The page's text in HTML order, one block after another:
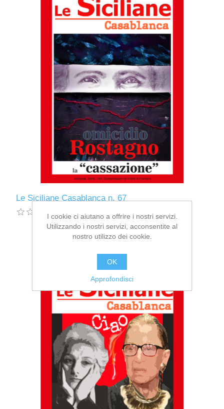
Le Siciliane Casablanca n. 67
I cookie ci aiutano a offrire i nostri servizi.
Utilizzando i nostri servizi, acconsentite al
nostro utilizzo dei cookie.
OK
Approfondisci